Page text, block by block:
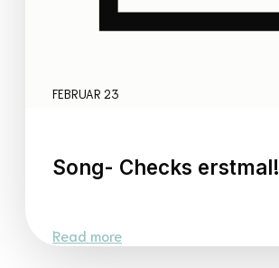
FEBRUAR 23
Song- Checks erstmal!
Read more